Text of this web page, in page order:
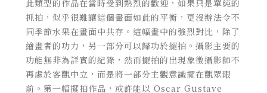
此類型的作品在當時受到熱烈的歡迎，如果只是單純的
抓拍，似乎很難讓這個畫面如此的平衡，更沒辦法令不
同季節水果在畫面中共存。這幅畫中的強烈對比，除了
繪畫者的功力，另一部分可以歸功於擺拍。攝影主要的
功能無非為詳實的紀錄，然而擺拍的出現象徵攝影師不
再處於客觀中立，而是將一部分主觀意識擺在觀眾眼
前。第一幅擺拍作品，或許能以 Oscar Gustave